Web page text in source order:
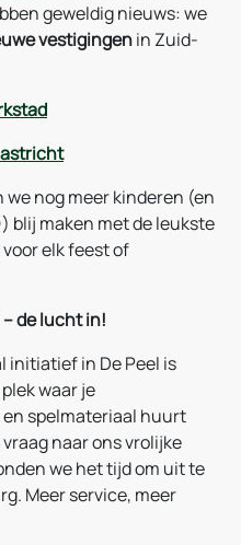
geweldig nieuws: we
vestigingenin Zuid-
nog meer kinderen (en
blij maken met de leukste
elk feest of
de lucht in!
initiatief in De Peel is
waar je
spelmateriaal huurt
naar ons vrolijke
we het tijd om uit te
Meer service, meer